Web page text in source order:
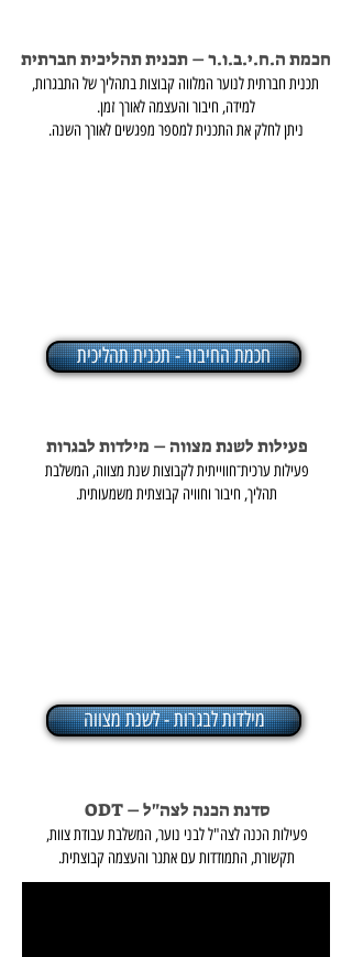
חכמת ה.ח.י.ב.ו.ר – תכנית תהליכית חברתית
תכנית חברתית לנוער המלווה קבוצות בתהליך של התבגרות,
למידה, חיבור והעצמה לאורך זמן.
ניתן לחלק את התכנית למספר מפגשים לאורך השנה.
חכמת החיבור - תכנית תהליכית
פעילות לשנת מצווה – מילדות לבגרות
פעילות ערכית־חווייתית לקבוצות שנת מצווה, המשלבת
תהליך, חיבור וחוויה קבוצתית משמעותית.
מילדות לבגרות - לשנת מצווה
סדנת הכנה לצה"ל – ODT
פעילות הכנה לצה"ל לבני נוער, המשלבת עבודת צוות,
תקשורת, התמודדות עם אתגר והעצמה קבוצתית.